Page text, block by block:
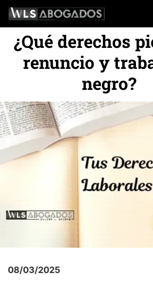
Saltar
contenido
¿Qué derechos
renuncio y
negro?
08/03/2025